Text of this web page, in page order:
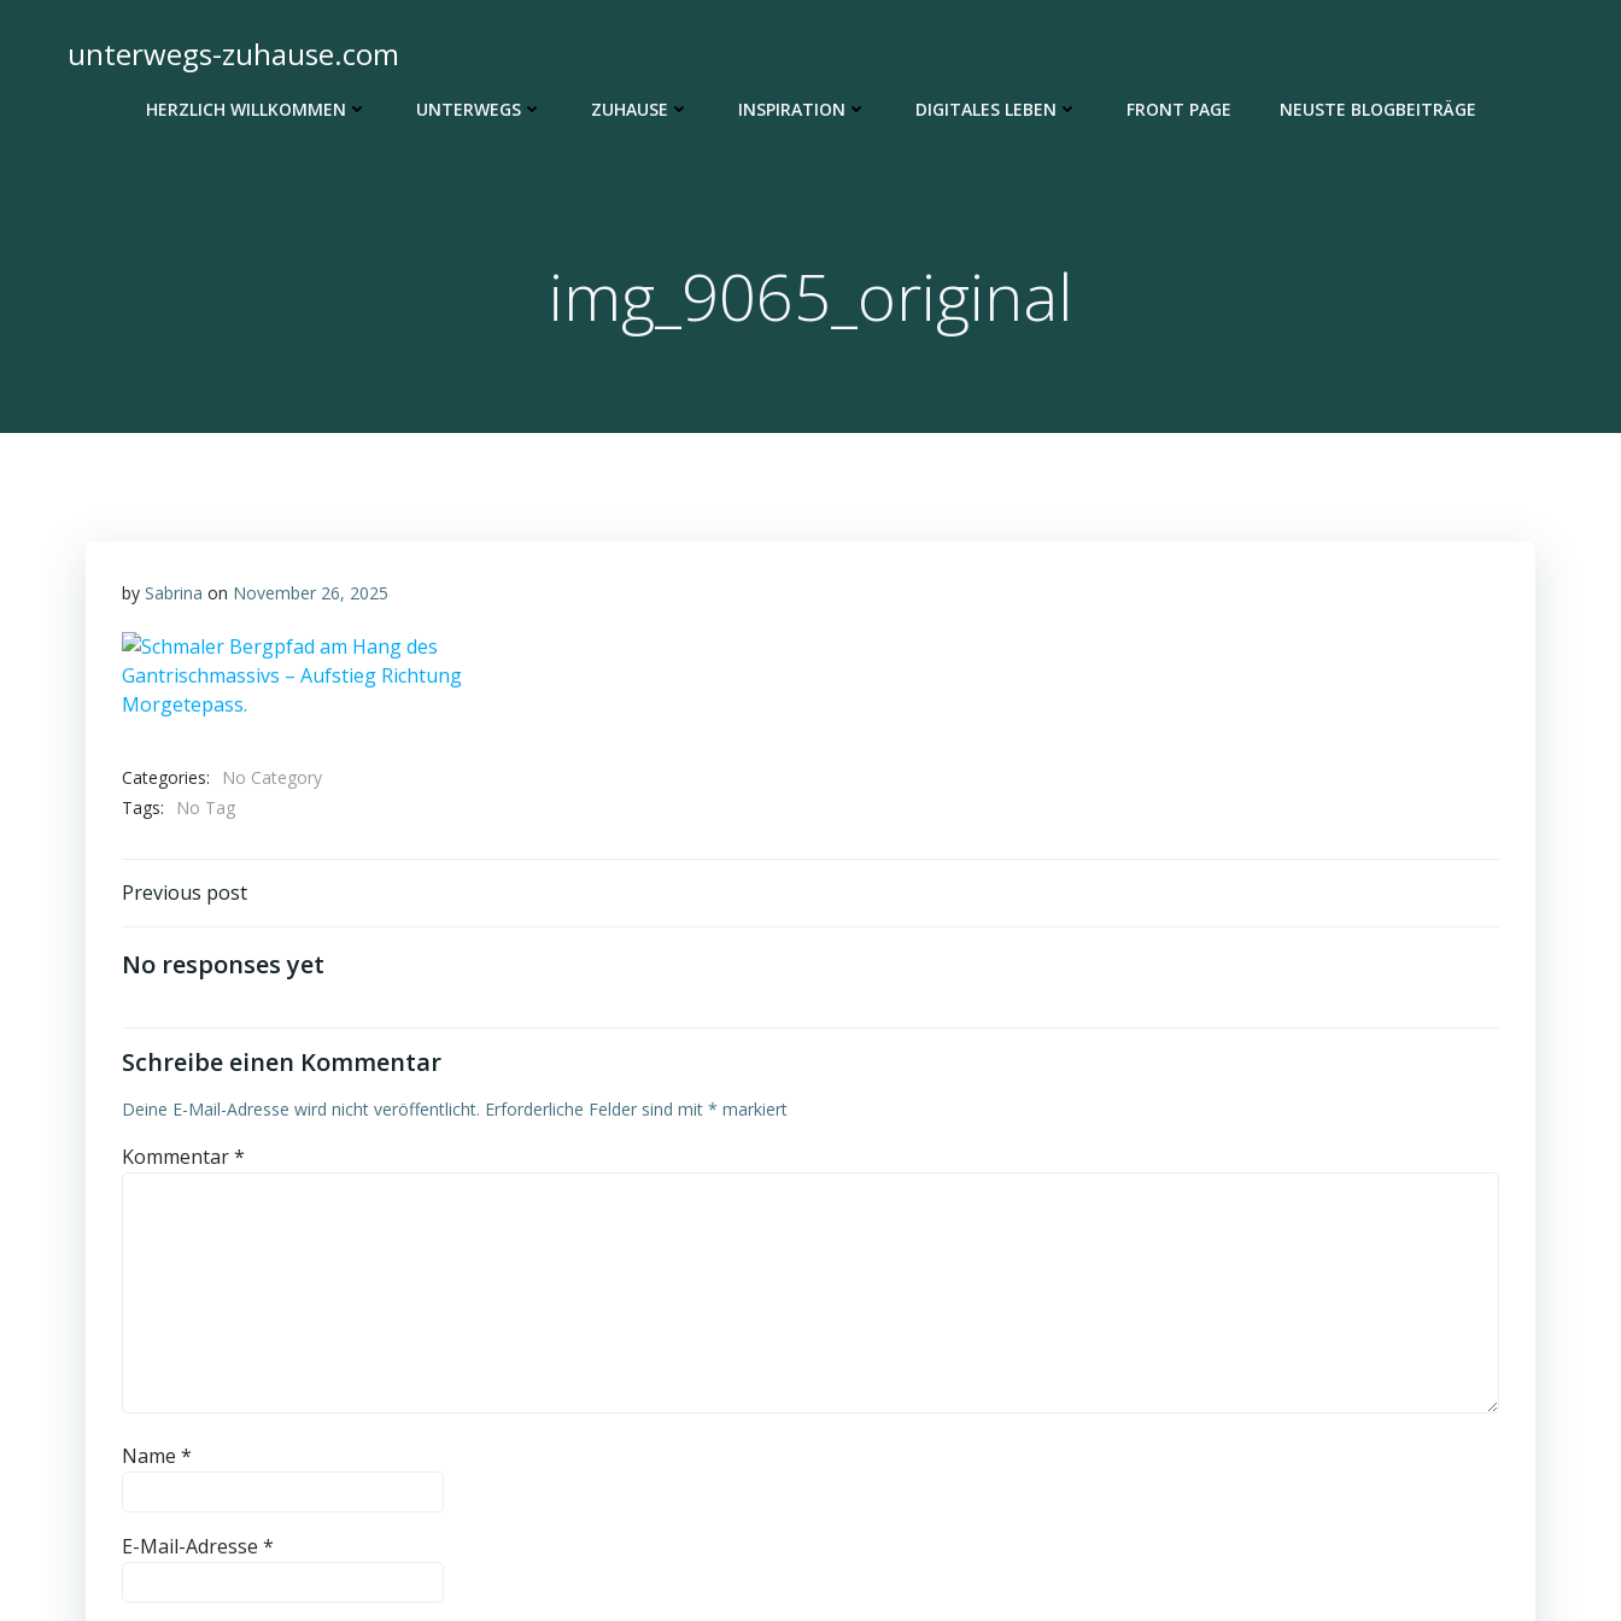
springenunterwegs-zuhause.com
HERZLICH WILLKOMMEN UNTERWEGS ZUHAUSE INSPIRATION DIGITALES LEBEN FRONT PAGE NEUSTE BLOGBEITRÄGE
img_9065_original
by Sabrina on November 26, 2025
Categories:
No Category
Tags:
No Tag
Post
navigation
Previous post
No responses yet
Schreibe einen Kommentar
Deine E-Mail-Adresse wird nicht veröffentlicht. Erforderliche Felder sind mit * markiert
Kommentar*
Name *
E-Mail-Adresse *